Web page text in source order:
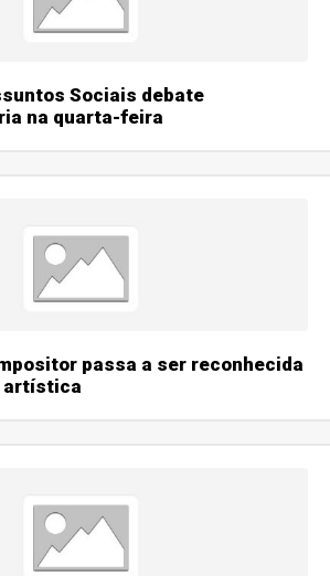
Sociais debate
na quarta-feira
passa a ser reconhecida
artística